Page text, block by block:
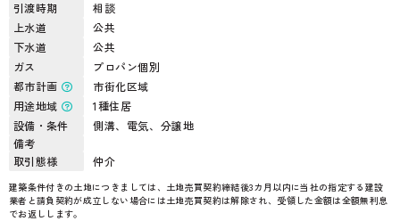
引渡時期
相談
上水道
公共
下水道
公共
ガス
プロパン個別
都市計画
市街化区域
用途地域
1種住居
設備・条件
側溝、電気、分譲地
備考
取引態様
仲介
建築条件付きの土地につきましては、土地売買契約締結後3カ月以内に当社の指定する建設
業者と請負契約が成立しない場合には土地売買契約は解除され、受領した金額は全額無利息
でお返しします。